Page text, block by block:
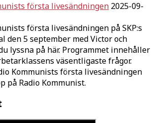
första livesändningen 2025-09-
första livesändningen på SKP:s
den 5 september med Victor och
lyssna på här. Programmet innehåller
väsentligaste frågor.
Kommunists första livesändningen
på Radio Kommunist.